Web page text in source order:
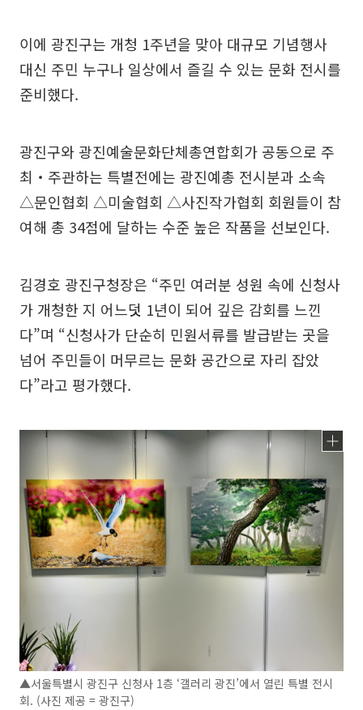
이에 광진구는 개청 1주년을 맞아 대규모 기념행사
대신 주민 누구나 일상에서 즐길 수 있는 문화 전시를
준비했다.
광진구와 광진예술문화단체총연합회가 공동으로 주
최‧주관하는 특별전에는 광진예총 전시분과 소속
△문인협회 △미술협회 △사진작가협회 회원들이 참
여해 총 34점에 달하는 수준 높은 작품을 선보인다.
김경호 광진구청장은 “주민 여러분 성원 속에 신청사
가 개청한 지 어느덧 1년이 되어 깊은 감회를 느낀
다”며 “신청사가 단순히 민원서류를 발급받는 곳을
넘어 주민들이 머무르는 문화 공간으로 자리 잡았
다”라고 평가했다.
▲서울특별시 광진구 신청사 1층 ‘갤러리 광진’에서 열린 특별 전시
회. (사진 제공 = 광진구)